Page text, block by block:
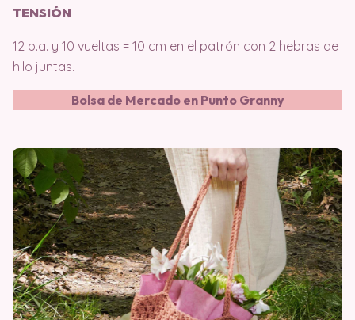
TENSIÓN
12 p.a. y 10 vueltas = 10 cm en el patrón con 2 hebras de
hilo juntas.
Bolsa de Mercado en Punto Granny